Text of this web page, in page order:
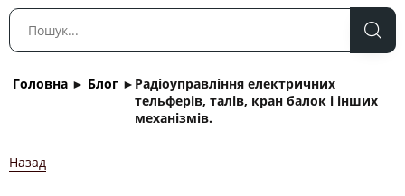
Головна ► Блог ► Радіоуправління електричних
тельферів, талів, кран балок і інших
механізмів.
Назад